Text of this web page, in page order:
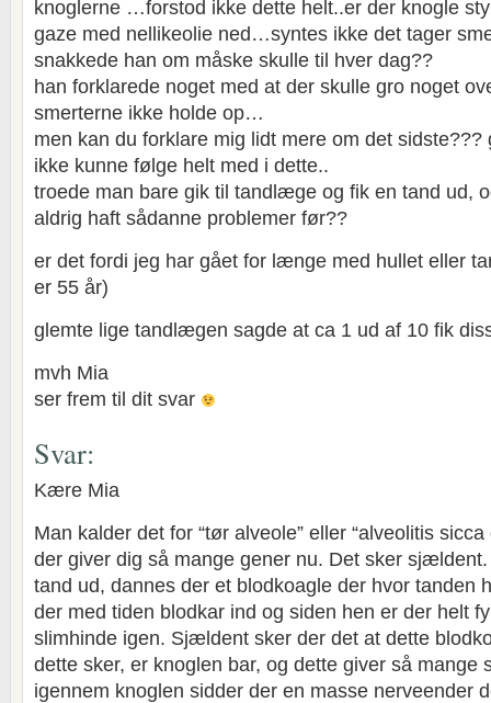
knoglerne …forstod ikke dette helt..er der knogle
gaze med nellikeolie ned…syntes ikke det tager
snakkede han om måske skulle til hver dag??
han forklarede noget med at der skulle gro noget
smerterne ikke holde op…
men kan du forklare mig lidt mere om det
ikke kunne følge helt med i dette..
troede man bare gik til tandlæge og fik en tand ud,
aldrig haft sådanne problemer før??
er det fordi jeg har gået for længe med hullet eller
er 55 år)
glemte lige tandlægen sagde at ca 1 ud af 10 fik
mvh Mia
ser frem til dit svar
Svar:
Kære Mia
Man kalder det for “tør alveole” eller “alveolitis
der giver dig så mange gener nu. Det sker
tand ud, dannes der et blodkoagle der hvor tanden
der med tiden blodkar ind og siden hen er der helt
slimhinde igen. Sjældent sker der det at dette
dette sker, er knoglen bar, og dette giver så mange
igennem knoglen sidder der en masse nerveender